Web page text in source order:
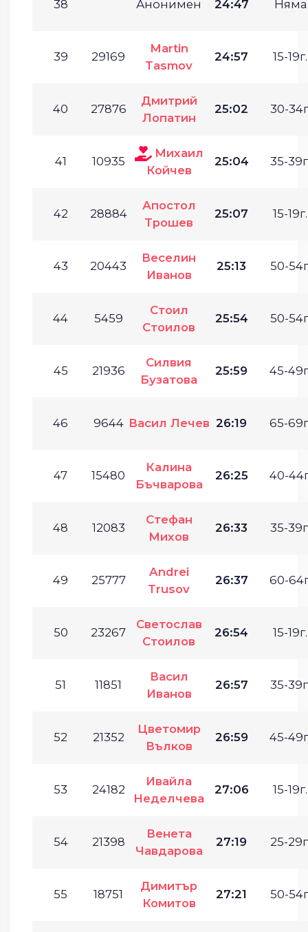
38 Анонимен 24:47 Няма
39 29169
Martin
Tasmov
24:57 15-19г.
40 27876
Дмитрий
Лопатин
25:02 30-
41 10935
Михаил
Койчев
25:04 35-
42 28884
Апостол
Трошев
25:07 15-19г.
43 20443
Веселин
Иванов
25:13 50-
44 5459
Стоил
Стоилов
25:54 50-
45 21936
Силвия
Бузатова
25:59 45-
46 9644 Васил Лечев 26:19 65-
47 15480
Калина
Бъчварова
26:25 40-
48 12083
Стефан
Михов
26:33 35-
49 25777
Andrei
Trusov
26:37 60-
50 23267
Светослав
Стоилов
26:54 15-19г.
51 11851
Васил
Иванов
26:57 35-
52 21352
Цветомир
Вълков
26:59 45-
53 24182
Ивайла
Неделчева
27:06 15-19г.
54 21398
Венета
Чавдарова
27:19 25-
55 18751
Димитър
Комитов
27:21 50-